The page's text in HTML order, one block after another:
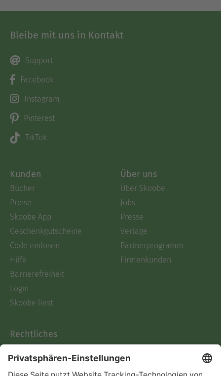
Bleibe mit uns in Kontakt
Support
Facebook
Instagram
Pinterest
TikTok
Kunden
Bücher
Preise
Skoobe App
Geschenkgutscheine
Code einlösen
Hilfe
Barrierefreiheit
Login
Skoobe liest
Über uns
Über Skoobe
Jobs
Presse
Verlage
Partnerprogramm
Firmenkunden
Rechtliches
AGB